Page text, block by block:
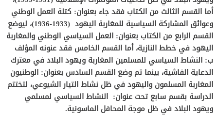
أما القسم الثالث من الكتاب فقد جاء بعنوان: كتلة العمل الوطني
وعوائق
المشاركة السياسية للمغاربة اليهود (1933-1936)، ليوضع
القسم الرابع من الكتاب بعنوان: العمل السياسي الوطني والمغاربة
اليهود في خطط النازية، أما القسم الخامس فقد عنونه المؤلف
ب: النشاط السياسي للمسلمين المغاربة ويهود البلاد في معترك
الدعاية الفاشية، بينما تم وضع القسم السادس بعنوان: الوطنيون
المغاربة المسلمون واليهودفي ظل نشاطالتيار الشيوعي، لتختتم
الدراسة بقسم سابع تحت عنوان: النشاط السياسي لمسلمي
ويهود البلاد في ظل موجة المحافل الماسونية.